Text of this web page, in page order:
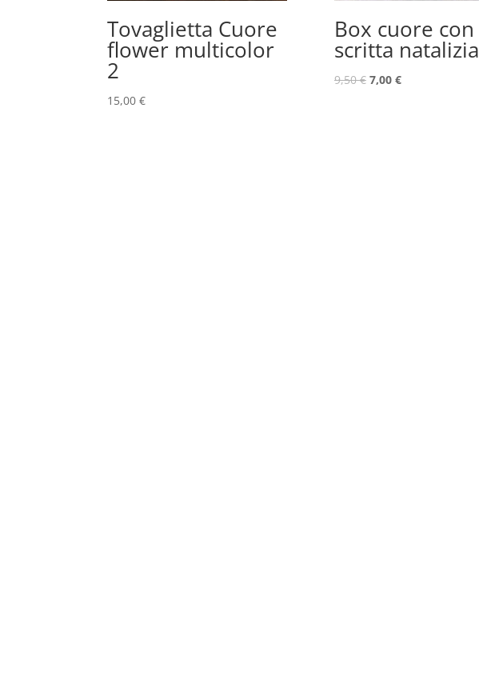
Tovaglietta Cuore
flower multicolor
2
15,00€
Box cuore con
scritta natalizia
9,50€ 7,00 €